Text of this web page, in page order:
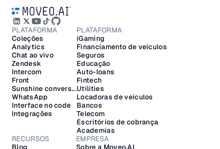
PLATAFORMA
Interface no code
Coleções
Analytics
Chat ao vivo
Zendesk
Intercom
Front
WhatsApp
Sunshine convers...
Integrações
RECURSOS
Blog
EMPRESA
Sobre a Moveo.AI
PLATAFORMA
Financiamento de veículos
Seguros
iGaming
Educação
Auto-loans
Fintech
Utilities
Locadoras de veículos
Bancos
Telecom
Escritórios de cobrança
Academias